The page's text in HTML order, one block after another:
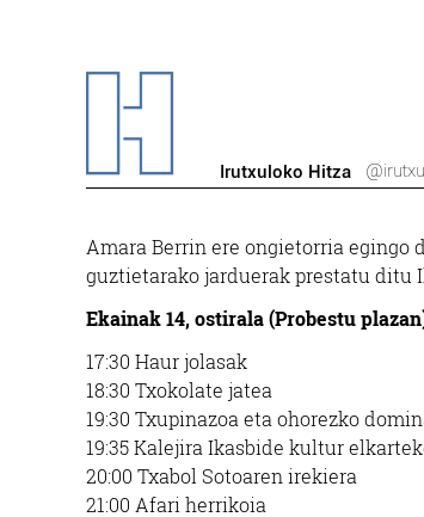
Irutxuloko Hitza
Amara Berrin ere ongietorria egingo
guztietarako jarduerak prestatu ditu
Ekainak 14, ostirala (Probestu
17:30 Haur jolasak
18:30 Txokolate jatea
19:30 Txupinazoa eta ohorezko
19:35 Kalejira Ikasbide kultur
20:00 Txabol Sotoaren irekiera
21:00 Afari herrikoia